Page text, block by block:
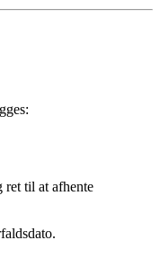
ret til at afhente